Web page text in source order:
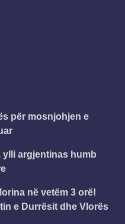
për mosnjohjen e
ylli argjentinas humb
në vetëm 3 orë!
e Durrësit dhe Vlorës